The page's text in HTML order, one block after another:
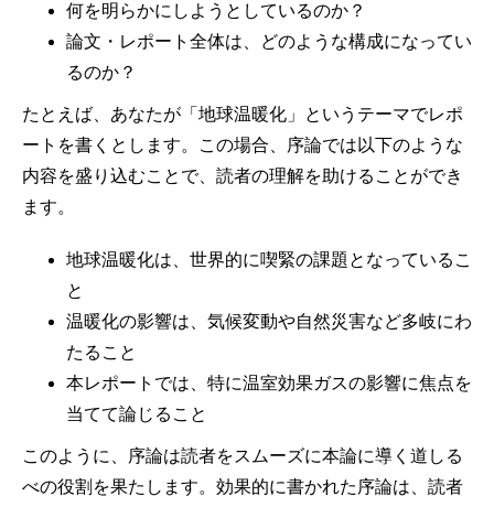
何を明らかにしようとしているのか？
論文・レポート全体は、どのような構成になってい
るのか？
たとえば、あなたが「地球温暖化」というテーマでレポ
ートを書くとします。この場合、序論では以下のような
内容を盛り込むことで、読者の理解を助けることができ
ます。
地球温暖化は、世界的に喫緊の課題となっているこ
と
温暖化の影響は、気候変動や自然災害など多岐にわ
たること
本レポートでは、特に温室効果ガスの影響に焦点を
当てて論じること
このように、序論は読者をスムーズに本論に導く道しる
べの役割を果たします。効果的に書かれた序論は、読者